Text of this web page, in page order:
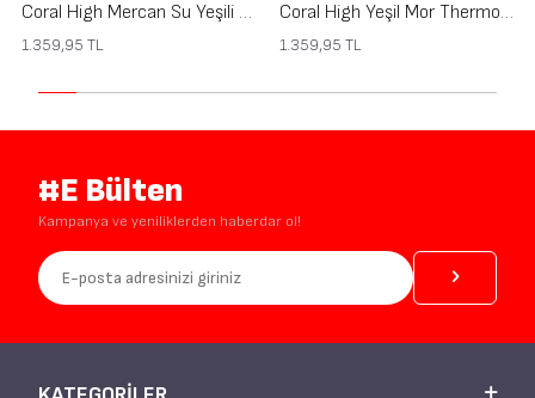
Coral High Mercan Su Yeşili Thermo Beslenme Çantası 27403
1.359,95 TL
Coral High Yeşil Mor Thermo Beslenme Çantası 27402
1.359,95 TL
#E Bülten
Kampanya ve yeniliklerden haberdar ol!